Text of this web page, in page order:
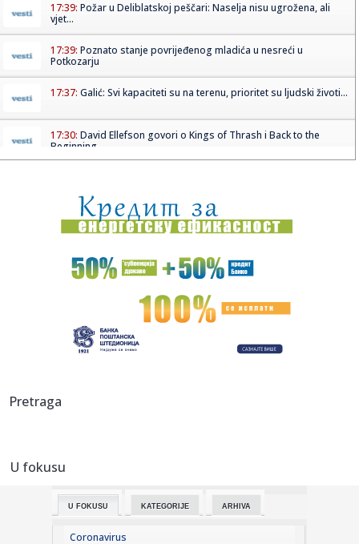
17:39: Požar u Deliblatskoj peščari: Naselja nisu ugrožena, ali
vjet...
17:39: Poznato stanje povrijeđenog mladića u nesreći u
Potkozarju
17:37: Galić: Svi kapaciteti su na terenu, prioritet su ljudski životi...
17:30: David Ellefson govori o Kings of Thrash i Back to the
Beginning
17:26:Veliki preokret Monaka protiv Liverpula
17:26:Partizanov protivnik odložio utakmicu
Ruski mediji o poseti Zelenskog: Nije bilo reči o vojnoj
17:25:Uspelo potapanje barži: Blok 2 nuklearke Černavoda radi
Cvetković odlazi u ...
17:17:
17:17:
Vladimir Galić: Svi kapaciteti su na terenu, prioritet su
Pretraga
U fokusu
U FOKUSU KATEGORIJE ARHIVA
Coronavirus